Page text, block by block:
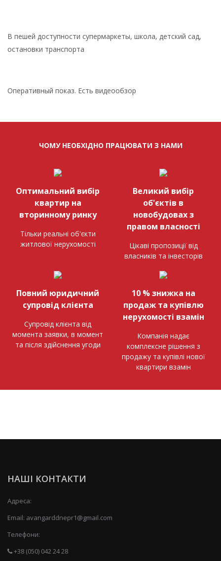
В пешей доступности супермаркеты, школа, детский сад,
остановки транспорта
Оперативный показ. Есть видеообзор
ЧОМУ НЕОБХІДНО ПРАЦЮВАТИ З НАМИ
Оптимальний вибір
квартир на
вторинному ринку
Тільки реальні об'єкти
житлової нерухомості
Великий вибір
об'єктів в
новобудовах з
правом власності
Цікаві пропозиції від
власників та інвесторів
Повний юридичний
супровід клієнта
Супровід клієнта від
момента заявки, в момент
та після здійснення угоди
10 % знижка на
продаж та купівлю
нерухомості взамін
Компанія надає
комплексне рішення з
продажу та купівлі нової
квартири взамін
НАШІ КОНТАКТИ
Адреса:
Email: avangarddnepr1@gmail.com
Телефони:
+38 (050) 042 24 28